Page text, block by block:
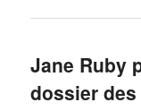
Jane Ruby
dossier des